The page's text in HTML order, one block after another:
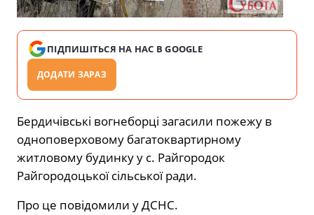
ПІДПИШІТЬСЯ НА НАС В GOOGLE
ДОДАТИ ЗАРАЗ
Бердичівські вогнеборці загасили пожежу в
одноповерховому багатоквартирному
житловому будинку у с. Райгородок
Райгородоцької сільської ради.
Про це повідомили у ДСНС.